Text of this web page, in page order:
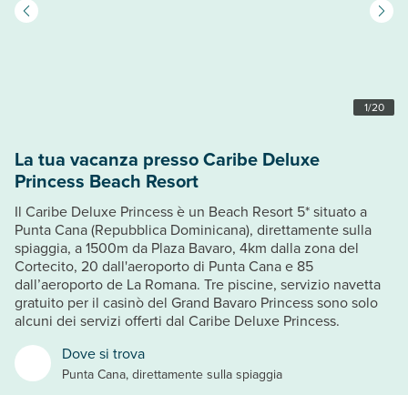
1/20
Dove si trova
Punta Cana, direttamente sulla spiaggia
La tua vacanza presso Caribe Deluxe
Princess Beach Resort
Il Caribe Deluxe Princess è un Beach Resort 5* situato a
Punta Cana (Repubblica Dominicana), direttamente sulla
spiaggia, a 1500m da Plaza Bavaro, 4km dalla zona del
Cortecito, 20 dall'aeroporto di Punta Cana e 85
dall’aeroporto de La Romana. Tre piscine, servizio navetta
gratuito per il casinò del Grand Bavaro Princess sono solo
alcuni dei servizi offerti dal Caribe Deluxe Princess.